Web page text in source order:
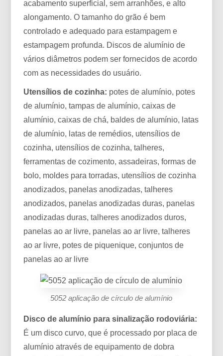
acabamento superficial, sem arranhões, e alto
alongamento. O tamanho do grão é bem
controlado e adequado para estampagem e
estampagem profunda. Discos de alumínio de
vários diâmetros podem ser fornecidos de acordo
com as necessidades do usuário.
Utensílios de cozinha: potes de alumínio, potes
de alumínio, tampas de alumínio, caixas de
alumínio, caixas de chá, baldes de alumínio, latas
de alumínio, latas de remédios, utensílios de
cozinha, utensílios de cozinha, talheres,
ferramentas de cozimento, assadeiras, formas de
bolo, moldes para torradas, utensílios de cozinha
anodizados, panelas anodizadas, talheres
anodizados, panelas anodizadas duras, panelas
anodizadas duras, talheres anodizados duros,
panelas ao ar livre, panelas ao ar livre, talheres
ao ar livre, potes de piquenique, conjuntos de
panelas ao ar livre
5052 aplicação de círculo de alumínio
Disco de alumínio para sinalização rodoviária:
É um disco curvo, que é processado por placa de
alumínio através de equipamento de dobra